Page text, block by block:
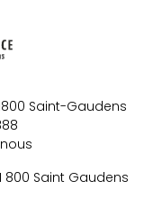
Saint-Gaudens
800 Saint Gaudens